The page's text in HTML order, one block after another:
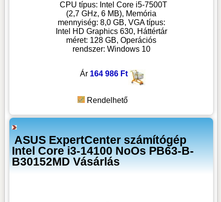
CPU típus: Intel Core i5-7500T
(2,7 GHz, 6 MB), Memória
mennyiség: 8,0 GB, VGA típus:
Intel HD Graphics 630, Háttértár
méret: 128 GB, Operációs
rendszer: Windows 10
Ár 164 986 Ft
Rendelhető
ASUS ExpertCenter számítógép
Intel Core i3-14100 NoOs PB63-B-
B30152MD Vásárlás